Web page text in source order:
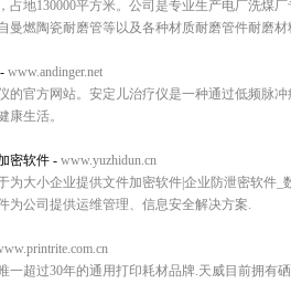
占地130000平方米。公司是专业生产电厂洗煤
曼燃陶瓷耐磨管等以及各种材质耐磨管件耐磨
- www.andinger.net
的官方网站。安定儿治疗仪是一种通过低频脉
康生活。
密软件 - www.yuzhidun.cn
为大小企业提供文件加密软件|企业防泄密软件
为公司提供运维管理、信息安全解决方案.
一超过30年的通用打印耗材品牌.天威目前拥有